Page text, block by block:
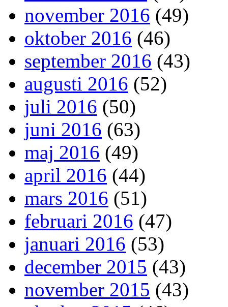
november 2016 (49)
oktober 2016 (46)
september 2016 (43)
augusti 2016 (52)
juli 2016 (50)
juni 2016 (63)
maj 2016 (49)
april 2016 (44)
mars 2016 (51)
februari 2016 (47)
januari 2016 (53)
december 2015 (43)
november 2015 (43)